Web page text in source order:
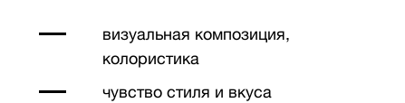
визуальная композиция,
колористика
чувство стиля и вкуса